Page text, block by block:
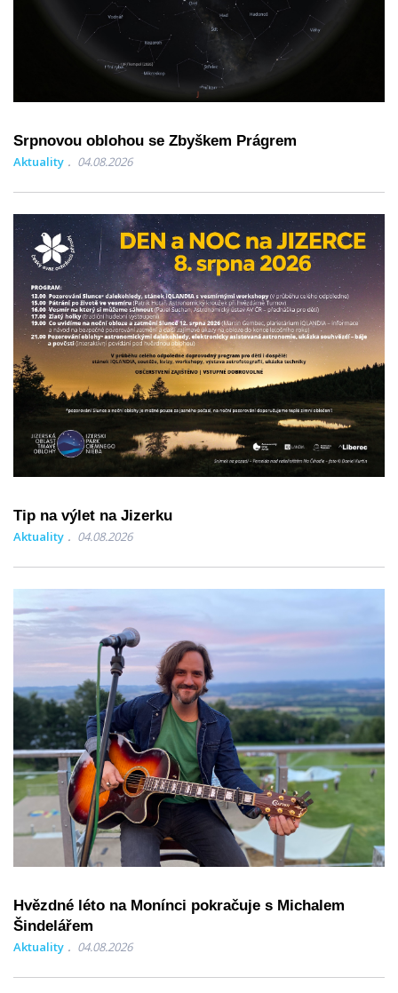
Srpnovou oblohou se Zbyškem Prágrem
Aktuality 04.08.2026
Tip na výlet na Jizerku
Aktuality 04.08.2026
Hvězdné léto na Monínci pokračuje s Michalem
Šindelářem
Aktuality 04.08.2026